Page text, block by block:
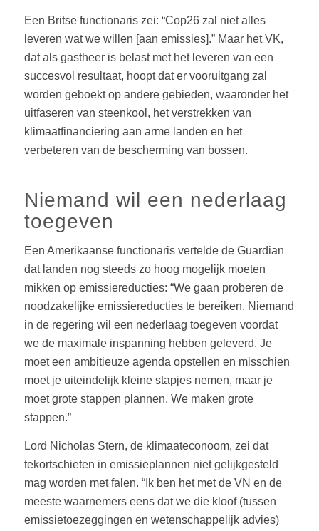
Een Britse functionaris zei: “Cop26 zal niet alles
leveren wat we willen [aan emissies].” Maar het VK,
dat als gastheer is belast met het leveren van een
succesvol resultaat, hoopt dat er vooruitgang zal
worden geboekt op andere gebieden, waaronder het
uitfaseren van steenkool, het verstrekken van
klimaatfinanciering aan arme landen en het
verbeteren van de bescherming van bossen.
Niemand wil een nederlaag
toegeven
Een Amerikaanse functionaris vertelde de Guardian
dat landen nog steeds zo hoog mogelijk moeten
mikken op emissiereducties: “We gaan proberen de
noodzakelijke emissiereducties te bereiken. Niemand
in de regering wil een nederlaag toegeven voordat
we de maximale inspanning hebben geleverd. Je
moet een ambitieuze agenda opstellen en misschien
moet je uiteindelijk kleine stapjes nemen, maar je
moet grote stappen plannen. We maken grote
stappen.”
Lord Nicholas Stern, de klimaateconoom, zei dat
tekortschieten in emissieplannen niet gelijkgesteld
mag worden met falen. “Ik ben het met de VN en de
meeste waarnemers eens dat we die kloof (tussen
emissietoezeggingen en wetenschappelijk advies)